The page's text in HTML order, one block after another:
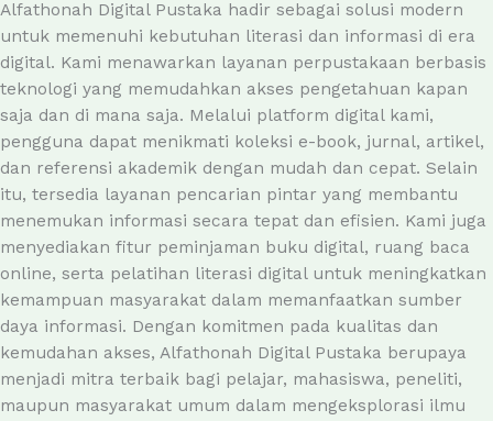
Alfathonah Digital Pustaka hadir sebagai solusi modern
untuk memenuhi kebutuhan literasi dan informasi di era
digital. Kami menawarkan layanan perpustakaan berbasis
teknologi yang memudahkan akses pengetahuan kapan
saja dan di mana saja. Melalui platform digital kami,
pengguna dapat menikmati koleksi e-book, jurnal, artikel,
dan referensi akademik dengan mudah dan cepat. Selain
itu, tersedia layanan pencarian pintar yang membantu
menemukan informasi secara tepat dan efisien. Kami juga
menyediakan fitur peminjaman buku digital, ruang baca
online, serta pelatihan literasi digital untuk meningkatkan
kemampuan masyarakat dalam memanfaatkan sumber
daya informasi. Dengan komitmen pada kualitas dan
kemudahan akses, Alfathonah Digital Pustaka berupaya
menjadi mitra terbaik bagi pelajar, mahasiswa, peneliti,
maupun masyarakat umum dalam mengeksplorasi ilmu